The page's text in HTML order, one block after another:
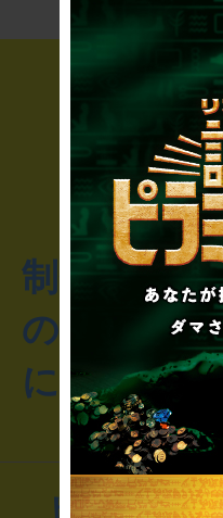
制作のご
のお客様
にお問い